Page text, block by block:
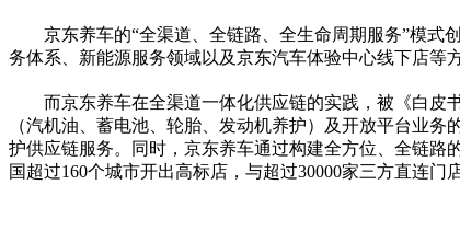
京东养车的“全渠道、全链路、全生命周期服务”模
务体系、新能源服务领域以及京东汽车体验中心线下店
而京东养车在全渠道一体化供应链的实践，被《白皮
（汽机油、蓄电池、轮胎、发动机养护）及开放平台业
护供应链服务。同时，京东养车通过构建全方位、全链路
国超过160个城市开出高标店，与超过30000家三方直连门